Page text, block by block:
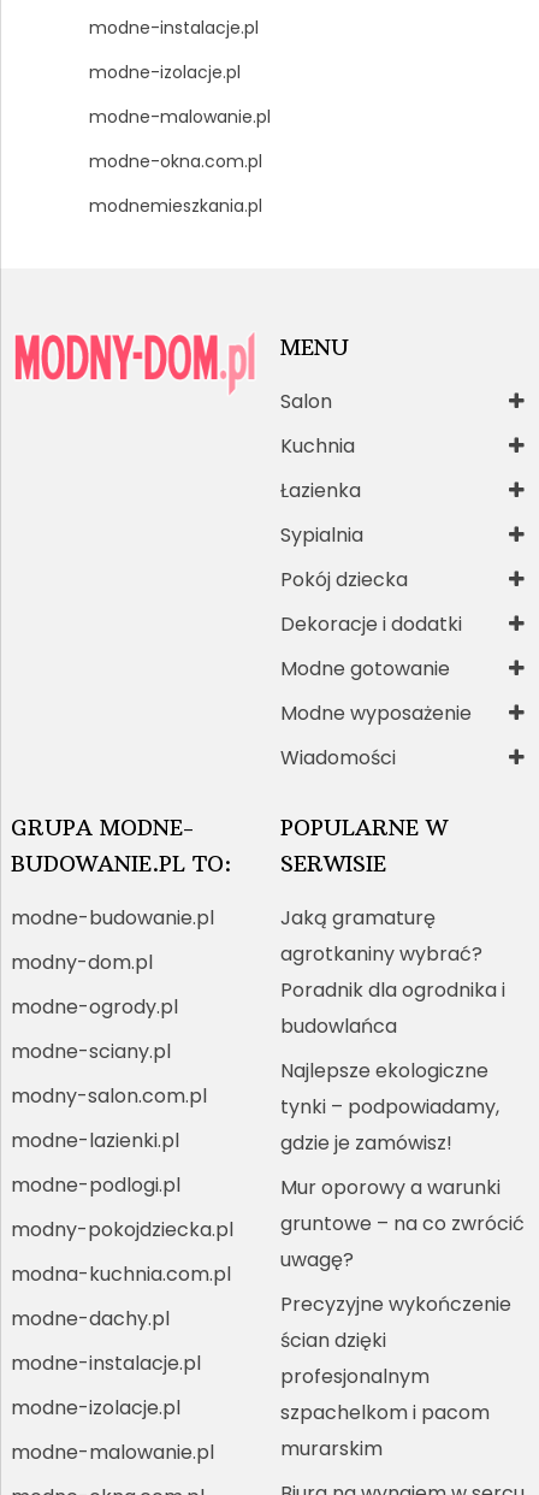
modne-instalacje.pl
modne-izolacje.pl
modne-malowanie.pl
modne-okna.com.pl
modnemieszkania.pl
MENU
Salon
Kuchnia
Łazienka
Sypialnia
Pokój dziecka
Dekoracje i dodatki
Modne gotowanie
Modne wyposażenie
Wiadomości
GRUPA MODNE-
BUDOWANIE.PL TO:
modne-budowanie.pl
modny-dom.pl
modne-ogrody.pl
modne-sciany.pl
modny-salon.com.pl
modne-lazienki.pl
modne-podlogi.pl
modny-pokojdziecka.pl
modna-kuchnia.com.pl
modne-dachy.pl
modne-instalacje.pl
modne-izolacje.pl
modne-malowanie.pl
POPULARNE W
SERWISIE
Jaką gramaturę
agrotkaniny wybrać?
Poradnik dla ogrodnika i
budowlańca
Najlepsze ekologiczne
tynki – podpowiadamy,
gdzie je zamówisz!
Mur oporowy a warunki
gruntowe – na co zwrócić
uwagę?
Precyzyjne wykończenie
ścian dzięki
profesjonalnym
szpachelkom i pacom
murarskim